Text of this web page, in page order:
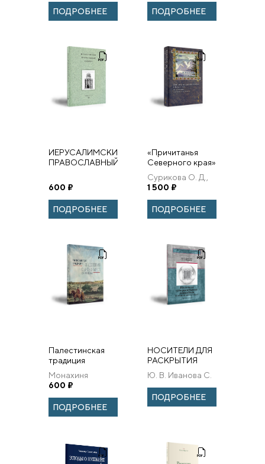
ПОДРОБНЕЕ
и Крым в 1837
году.
ПОДРОБНЕЕ
ИЕРУСАЛИМСКИЙ
ПРАВОСЛАВНЫЙ
Выпуск 13
600 ₽
ПОДРОБНЕЕ
«Причитанья
Северного края»
Е. В. Барсова:
Исследования и
материалы к
словарю
Сурикова О. Д.,
Толстая С. М.
1 500 ₽
ПОДРОБНЕЕ
Палестинская
традиция
богословия
святых мест в V–
VIII веках.
Монахиня
Екатерина
600 ₽
ПОДРОБНЕЕ
НОСИТЕЛИ ДЛЯ
РАСКРЫТИЯ
ЖИВОПИСИ
(ПОЛИВИНИЛОВЫЙ
СПИРТ)
Ю. В. Иванова С.
ПОДРОБНЕЕ